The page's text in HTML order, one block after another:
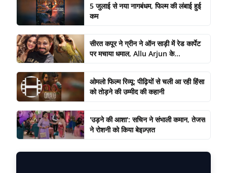
5 जुलाई से नया नागबंधम, फिल्म की लंबाई हुई
कम
सीरत कपूर ने ग्रीन ने ऑन साड़ी में रेड कार्पेट
पर मचाया धमाल, Allu Arjun के...
ओमलो फिल्म रिव्यू: पीढ़ियों से चली आ रही हिंसा
को तोड़ने की उम्मीद की कहानी
'उड़ने की आशा': सचिन ने संभाली कमान, तेजस
ने रोशनी को किया बेइज़्ज़त